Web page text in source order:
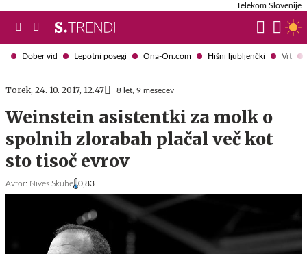
Dober vid Lepotni posegi Ona-On.com Hišni ljubljenčki Vrt
Telekom Slovenije
Torek, 24. 10. 2017, 12.47 8 let, 9 mesecev
Weinstein asistentki za molk o
spolnih zlorabah plačal več kot
sto tisoč evrov
Avtor: Nives Skube 0,83